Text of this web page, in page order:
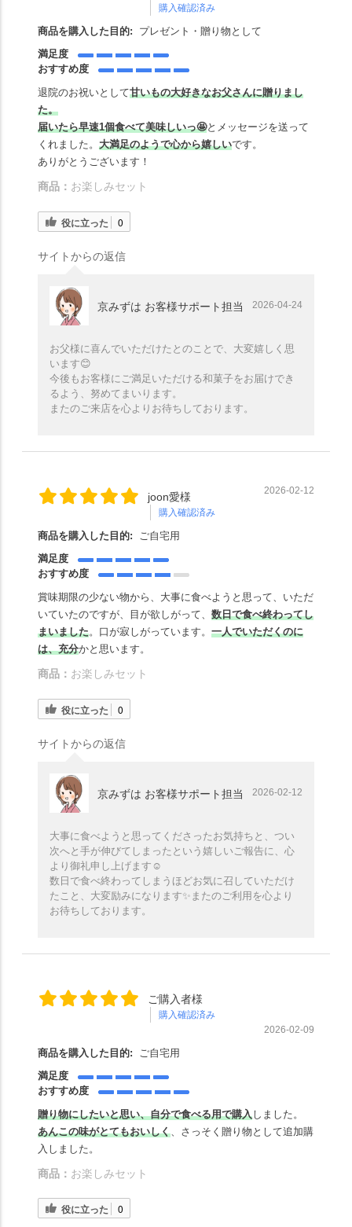
購入確認済み
商品を購入した目的:
プレゼント・贈り物として
満足度
おすすめ度
退院のお祝いとして甘いもの大好きなお父さんに贈りまし
た。
届いたら早速1個食べて美味しいっ🤩とメッセージを送って
くれました。 大満足のようで心から嬉しいです。
ありがとうございます！
商品： お楽しみセット
役に立った 0
サイトからの返信
京みずは お客様サポート担当 2026-04-24
お父様に喜んでいただけたとのことで、大変嬉しく思
います😊
今後もお客様にご満足いただける和菓子をお届けでき
るよう、努めてまいります。
またのご来店を心よりお待ちしております。
joon愛様
購入確認済み
2026-02-12
商品を購入した目的:
ご自宅用
満足度
おすすめ度
賞味期限の少ない物から、大事に食べようと思って、いただ
いていたのですが、目が欲しがって、 数日で食べ終わってし
まいました。口が寂しがっています。 一人でいただくのに
は、充分かと思います。
商品： お楽しみセット
役に立った 0
サイトからの返信
京みずは お客様サポート担当 2026-02-12
大事に食べようと思ってくださったお気持ちと、つい
次へと手が伸びてしまったという嬉しいご報告に、心
より御礼申し上げます☺️
数日で食べ終わってしまうほどお気に召していただけ
たこと、大変励みになります✨️またのご利用を心より
お待ちしております。
ご購入者様
購入確認済み
2026-02-09
商品を購入した目的:
ご自宅用
満足度
おすすめ度
贈り物にしたいと思い、自分で食べる用で購入しました。
あんこの味がとてもおいしく 、さっそく贈り物として追加購
入しました。
商品： お楽しみセット
役に立った 0